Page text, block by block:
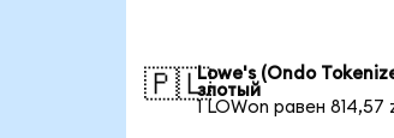
🇵🇱Lowe's (Ondo
злотый
1 LOWon равен 814,57